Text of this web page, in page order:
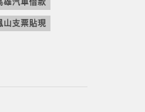
山支票貼現